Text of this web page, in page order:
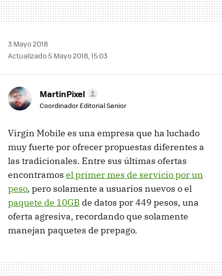
3 Mayo 2018
Actualizado 5 Mayo 2018, 15:03
MartinPixel
Coordinador Editorial Senior
Virgin Mobile es una empresa que ha luchado
muy fuerte por ofrecer propuestas diferentes a
las tradicionales. Entre sus últimas ofertas
encontramos el primer mes de servicio por un
peso, pero solamente a usuarios nuevos o el
paquete de 10GB de datos por 449 pesos, una
oferta agresiva, recordando que solamente
manejan paquetes de prepago.